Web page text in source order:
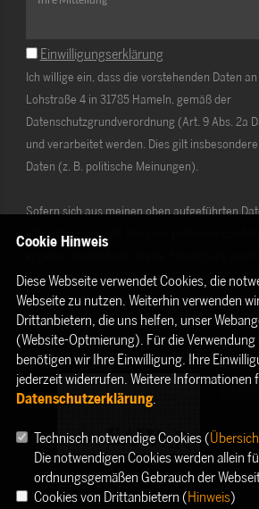
Einwilligungserklärung
Ich willige ein, dass die vorstehenden Daten an
Lohstraße 4 in 31785 Hameln, gemäß der
Datenschutzgrundverordnung (Art. 9 Abs. 2a
und verarbeitet werden. Dies gilt
Daten (z. B. politische Meinungen).
Sofern sich aus meinen oben aufgeführten
ethnische Herkunft, Religion, politische
Die Rechte als Betroffener aus der DSGVO (
habe ich gelesen und verstanden.
Cookie Hinweis
Diese Webseite verwendet Cookies, die
Webseite zu nutzen. Weiterhin verwenden
Drittanbietern, die uns helfen, unser
(Website-Optmierung). Für die
benötigen wir Ihre Einwilligung. Ihre
jederzeit widerrufen. Weitere Informationen
Datenschutzerklärung.
Technisch notwendige Cookies (
Die notwendigen Cookies werden allein
ordnungsgemäßen Gebrauch der
Cookies von Drittanbietern (Hinweis)